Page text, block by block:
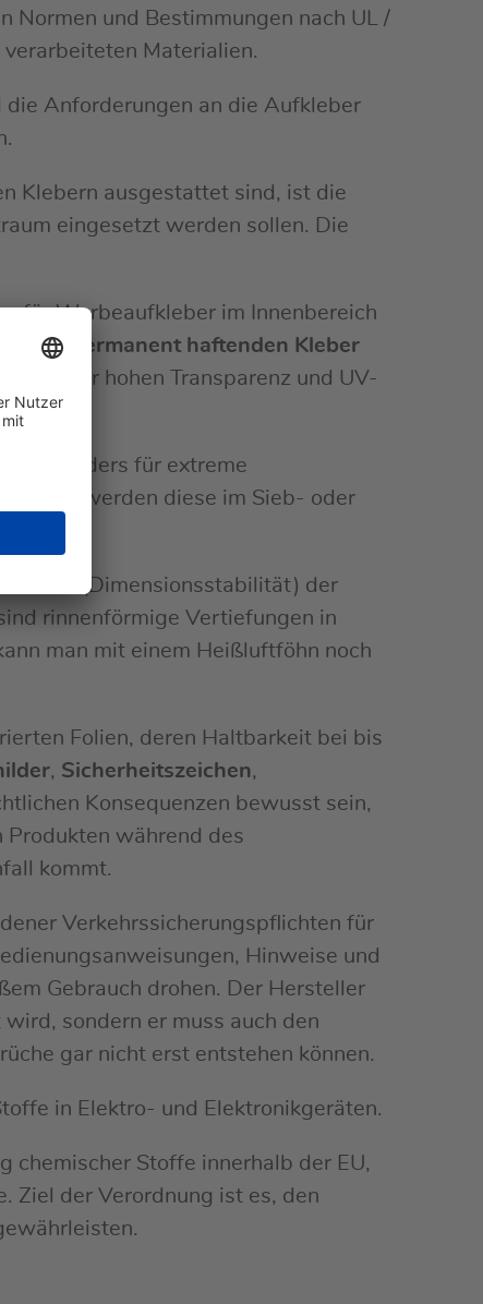
Normen und Bestimmungen nach UL /
verarbeiteten Materialien.
Anforderungen an die Aufkleber
Klebern ausgestattet sind, ist die
eingesetzt werden sollen. Die
für Werbeaufkleber im Innenbereich
mit
permanent haftenden Kleber
sehr hohen Transparenz und UV-
besonders für extreme
werden diese im Sieb- oder
(Dimensionsstabilität) der
rinnenförmige Vertiefungen in
man mit einem Heißluftföhn noch
Folien, deren Haltbarkeit bei bis
, Sicherheitszeichen,
Konsequenzen bewusst sein,
während des
kommt.
Verkehrssicherungspflichten für
Hinweise und
Gebrauch drohen. Der Hersteller
sondern er muss auch den
gar nicht erst entstehen können.
in Elektro- und Elektronikgeräten.
chemischer Stoffe innerhalb der EU,
Ziel der Verordnung ist es, den